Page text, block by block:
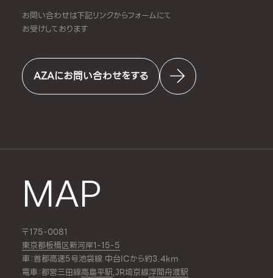
お問い合わせは下記リンクからフォームにて
お受けしております
AZAにお問い合わせをする
MAP
〒175-0081
東京都板橋区新河岸1-15-5
車：首都高速5号池袋線 中台ICから約3.4km
電車：都営三田線高島平駅,JR埼京線浮間舟渡駅